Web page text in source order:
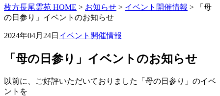
枚方長尾霊苑 HOME > お知らせ > イベント開催情報 >
「母
の日参り」イベントのお知らせ
2024年04月24日 イベント開催情報
「母の日参り」イベントのお知らせ
以前に、ご好評いただいておりました「母の日参り」のイベ
ントを